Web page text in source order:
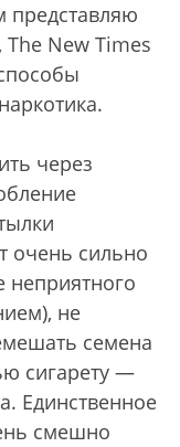
представляю
New Times
через
очень сильно
неприятного
не
семена
сигарету —
Единственное
смешно